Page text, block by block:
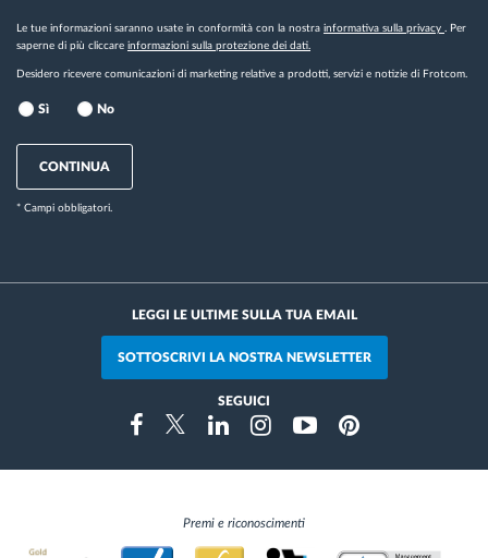
Le tue informazioni saranno usate in conformità con la nostra informativa sulla privacy . Per
saperne di più cliccare informazioni sulla protezione dei dati.
Desidero ricevere comunicazioni di marketing relative a prodotti, servizi e notizie di Frotcom.
Sì No
CONTINUA
* Campi obbligatori.
LEGGI LE ULTIME SULLA TUA EMAIL
SOTTOSCRIVI LA NOSTRA NEWSLETTER
SEGUICI
FacebookTwitterLinkedinInstragramYoutubePinterest
Premi e riconoscimenti